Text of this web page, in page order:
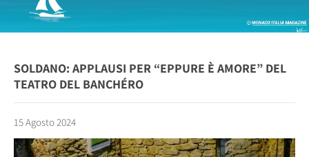
SOLDANO: APPLAUSI PER “EPPURE È AMORE” DEL
TEATRO DEL BANCHÉRO
15 Agosto 2024